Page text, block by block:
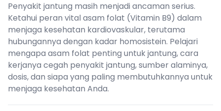
Penyakit jantung masih menjadi ancaman serius.
Ketahui peran vital asam folat (Vitamin B9) dalam
menjaga kesehatan kardiovaskular, terutama
hubungannya dengan kadar homosistein. Pelajari
mengapa asam folat penting untuk jantung, cara
kerjanya cegah penyakit jantung, sumber alaminya,
dosis, dan siapa yang paling membutuhkannya untuk
menjaga kesehatan Anda.